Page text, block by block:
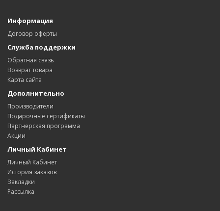
Информация
Договор оферты
Служба поддержки
Обратная связь
Возврат товара
Карта сайта
Дополнительно
Производители
Подарочные сертификаты
Партнерская программа
Акции
Личный Кабинет
Личный Кабинет
История заказов
Закладки
Рассылка